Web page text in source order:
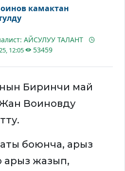
камактан
АЙСУЛУУ ТАЛАНТ
12:05 53459
Биринчи май
Воиновду
боюнча, арыз
арыз жазып,